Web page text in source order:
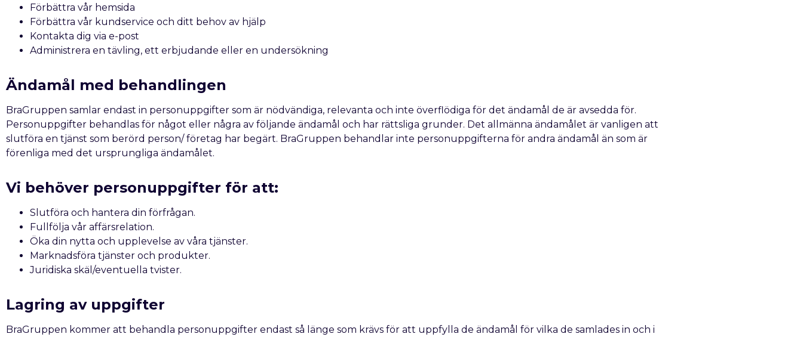
Förbättra vår hemsida
Förbättra vår kundservice och ditt behov av hjälp
Kontakta dig via e-post
Administrera en tävling, ett erbjudande eller en undersökning
Ändamål med behandlingen
BraGruppen samlar endast in personuppgifter som är nödvändiga, relevanta och inte överflödiga för det ändamål de är avsedda för.
Personuppgifter behandlas för något eller några av följande ändamål och har rättsliga grunder. Det allmänna ändamålet är vanligen att
slutföra en tjänst som berörd person/ företag har begärt. BraGruppen behandlar inte personuppgifterna för andra ändamål än som är
förenliga med det ursprungliga ändamålet.
Vi behöver personuppgifter för att:
Slutföra och hantera din förfrågan.
Fullfölja vår affärsrelation.
Öka din nytta och upplevelse av våra tjänster.
Marknadsföra tjänster och produkter.
Juridiska skäl/eventuella tvister.
Lagring av uppgifter
BraGruppen kommer att behandla personuppgifter endast så länge som krävs för att uppfylla de ändamål för vilka de samlades in och i